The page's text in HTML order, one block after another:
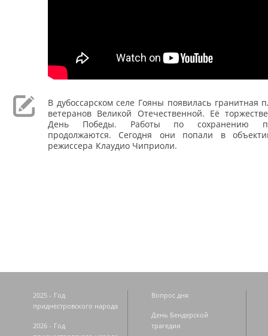
В дубоссарском селе Гояны появилась гранитная
ветеранов Великой Отечественной. Её
День Победы. Работы по сохранению
продолжаются. Сегодня они попали в
режиссера Клаудио Чиприоли.
2025 - Год
приднестровского народа
2026 - Год
Вопрос дня
День Бендерской
трагедии